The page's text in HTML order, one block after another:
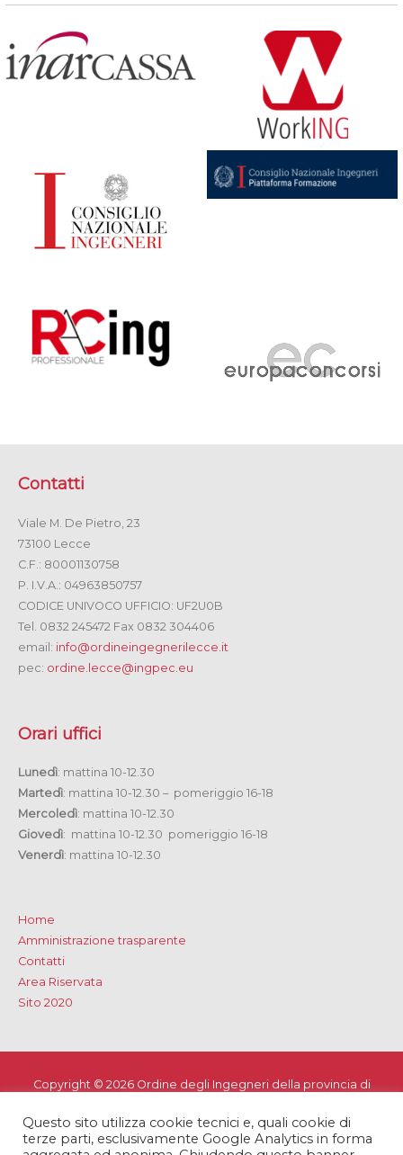
Contatti
Viale M. De Pietro, 23
73100 Lecce
C.F.: 80001130758
P. I.V.A.: 04963850757
CODICE UNIVOCO UFFICIO: UF2U0B
Tel. 0832 245472 Fax 0832 304406
email: info@ordineingegnerilecce.it
pec: ordine.lecce@ingpec.eu
Orari uffici
Lunedì: mattina 10-12.30
Martedì: mattina 10-12.30 – pomeriggio 16-18
Mercoledì: mattina 10-12.30
Giovedì: mattina 10-12.30 pomeriggio 16-18
Venerdì: mattina 10-12.30
Home
Amministrazione trasparente
Contatti
Area Riservata
Sito 2020
Copyright © 2026 Ordine degli Ingegneri della provincia di
Privacy e Cookie Policy-Note Legali -Dichiarazione di
accessibilità
Questo sito utilizza cookie tecnici e, quali cookie di
terze parti, esclusivamente Google Analytics in forma